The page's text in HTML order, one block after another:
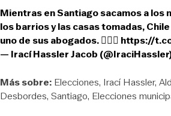
Mientras en Santiago sacamos a
los barrios y las casas tomadas,
uno de sus abogados. 🤷🏼‍♀️ https://
— Irací Hassler Jacob
Más sobre: Elecciones Irací Hassler
Desbordes Santiago Elecciones